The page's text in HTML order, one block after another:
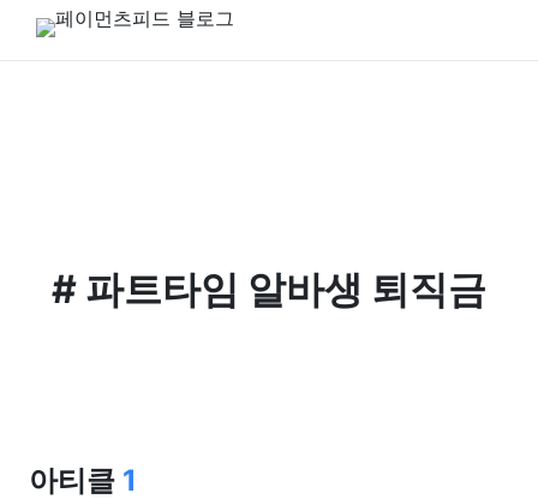
# 파트타임 알바생 퇴직금
아티클 1